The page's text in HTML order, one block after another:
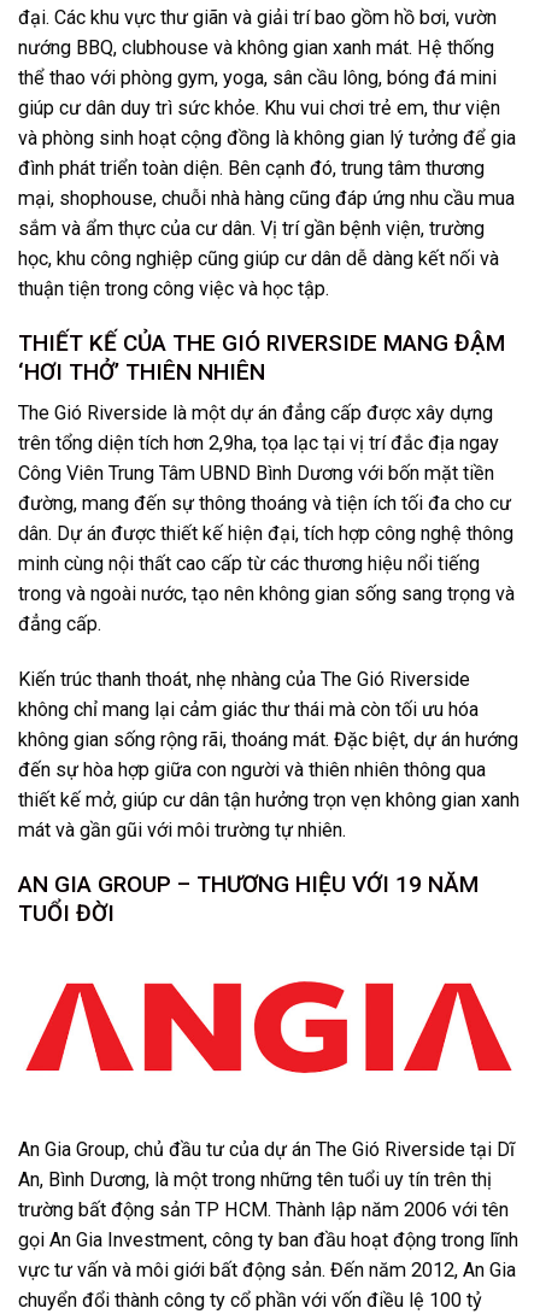
đại. Các khu vực thư giãn và giải trí bao gồm hồ bơi, vườn
nướng BBQ, clubhouse và không gian xanh mát. Hệ thống
thể thao với phòng gym, yoga, sân cầu lông, bóng đá mini
giúp cư dân duy trì sức khỏe. Khu vui chơi trẻ em, thư viện
và phòng sinh hoạt cộng đồng là không gian lý tưởng để gia
đình phát triển toàn diện. Bên cạnh đó, trung tâm thương
mại, shophouse, chuỗi nhà hàng cũng đáp ứng nhu cầu mua
sắm và ẩm thực của cư dân. Vị trí gần bệnh viện, trường
học, khu công nghiệp cũng giúp cư dân dễ dàng kết nối và
thuận tiện trong công việc và học tập.
THIẾT KẾ CỦA THE GIÓ RIVERSIDE MANG ĐẬM
‘HƠI THỞ’ THIÊN NHIÊN
The Gió Riverside là một dự án đẳng cấp được xây dựng
trên tổng diện tích hơn 2,9ha, tọa lạc tại vị trí đắc địa ngay
Công Viên Trung Tâm UBND Bình Dương với bốn mặt tiền
đường, mang đến sự thông thoáng và tiện ích tối đa cho cư
dân. Dự án được thiết kế hiện đại, tích hợp công nghệ thông
minh cùng nội thất cao cấp từ các thương hiệu nổi tiếng
trong và ngoài nước, tạo nên không gian sống sang trọng và
đẳng cấp.
Kiến trúc thanh thoát, nhẹ nhàng của The Gió Riverside
không chỉ mang lại cảm giác thư thái mà còn tối ưu hóa
không gian sống rộng rãi, thoáng mát. Đặc biệt, dự án hướng
đến sự hòa hợp giữa con người và thiên nhiên thông qua
thiết kế mở, giúp cư dân tận hưởng trọn vẹn không gian xanh
mát và gần gũi với môi trường tự nhiên.
AN GIA GROUP – THƯƠNG HIỆU VỚI 19 NĂM
TUỔI ĐỜI
An Gia Group, chủ đầu tư của dự án The Gió Riverside tại Dĩ
An, Bình Dương, là một trong những tên tuổi uy tín trên thị
trường bất động sản TP HCM. Thành lập năm 2006 với tên
gọi An Gia Investment, công ty ban đầu hoạt động trong lĩnh
vực tư vấn và môi giới bất động sản. Đến năm 2012, An Gia
chuyển đổi thành công ty cổ phần với vốn điều lệ 100 tỷ